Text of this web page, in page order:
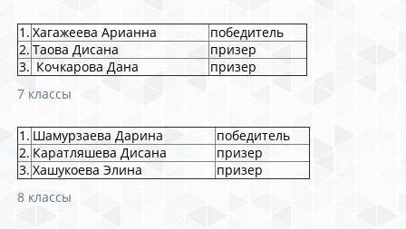
7 классы
1. Хагажеева Арианна
победитель
2. Таова Дисана
призер
3. Кочкарова Дана призер
8 классы
1. Шамурзаева Дарина
победитель
2. Каратляшева Дисана
призер
3. Хашукоева Элина призер